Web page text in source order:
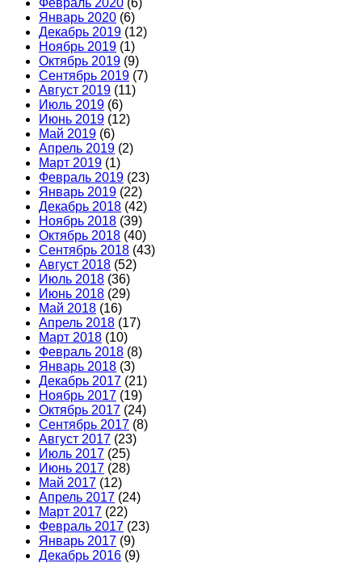
Февраль 2020 (6)
Январь 2020 (6)
Декабрь 2019 (12)
Ноябрь 2019 (1)
Октябрь 2019 (9)
Сентябрь 2019 (7)
Август 2019 (11)
Июль 2019 (6)
Июнь 2019 (12)
Май 2019 (6)
Апрель 2019 (2)
Март 2019 (1)
Февраль 2019 (23)
Январь 2019 (22)
Декабрь 2018 (42)
Ноябрь 2018 (39)
Октябрь 2018 (40)
Сентябрь 2018 (43)
Август 2018 (52)
Июль 2018 (36)
Июнь 2018 (29)
Май 2018 (16)
Апрель 2018 (17)
Март 2018 (10)
Февраль 2018 (8)
Январь 2018 (3)
Декабрь 2017 (21)
Ноябрь 2017 (19)
Октябрь 2017 (24)
Сентябрь 2017 (8)
Август 2017 (23)
Июль 2017 (25)
Июнь 2017 (28)
Май 2017 (12)
Апрель 2017 (24)
Март 2017 (22)
Февраль 2017 (23)
Январь 2017 (9)
Декабрь 2016 (9)